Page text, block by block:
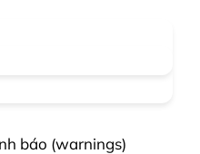
báo (warnings)